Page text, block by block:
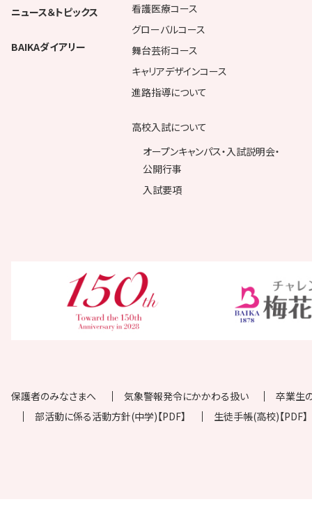
ニュース＆トピックス
BAIKAダイアリー
看護医療コース
グローバルコース
舞台芸術コース
キャリアデザインコース
進路指導について
高校入試について
オープンキャンパス・入試説明会・
公開行事
入試要項
保護者のみなさまへ 気象警報発令にかかわる扱い
卒業生
部活動に係る活動方針(中学)【PDF】
生徒手帳(高校)【PDF】